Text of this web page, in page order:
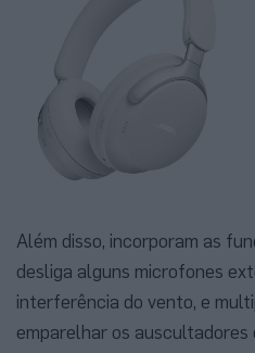
Além disso, incorporam as
desliga alguns microfones
interferência do vento, e
emparelhar os auscultadores